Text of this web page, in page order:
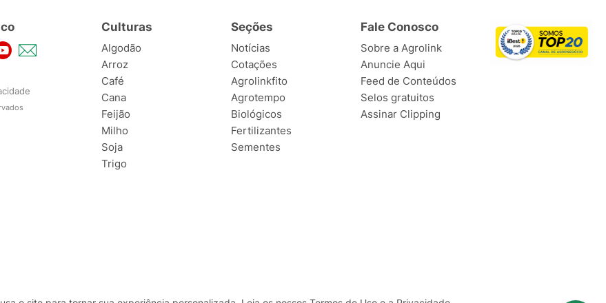
Culturas
Algodão
Arroz
Café
Cana
Feijão
Milho
Soja
Trigo
Seções
Notícias
Cotações
Agrolinkfito
Agrotempo
Biológicos
Fertilizantes
Sementes
Fale Conosco
Sobre a Agrolink
Anuncie Aqui
Feed de Conteúdos
Selos gratuitos
Assinar Clipping